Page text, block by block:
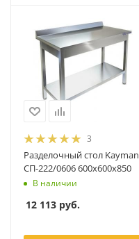
3
Разделочный стол Kayman
СП-222/0606 600х600х850
В наличии
12 113 руб.